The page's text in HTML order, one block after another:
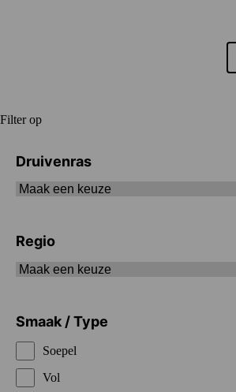
Filter op
Druivenras
Regio
Smaak / Type
Soepel
Vol